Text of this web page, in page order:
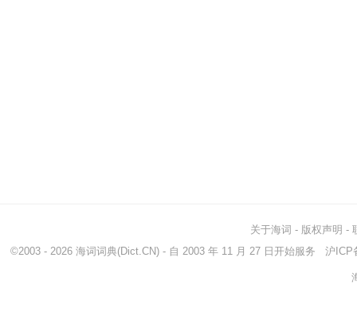
关于海词 - 版权声明 -
©2003 - 2026 海词词典(Dict.CN) - 自 2003 年 11 月 27 日开始服务 沪ICP